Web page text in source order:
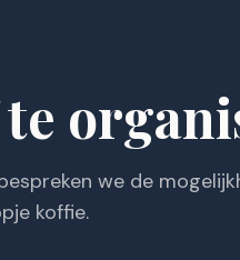
we de
koffie.